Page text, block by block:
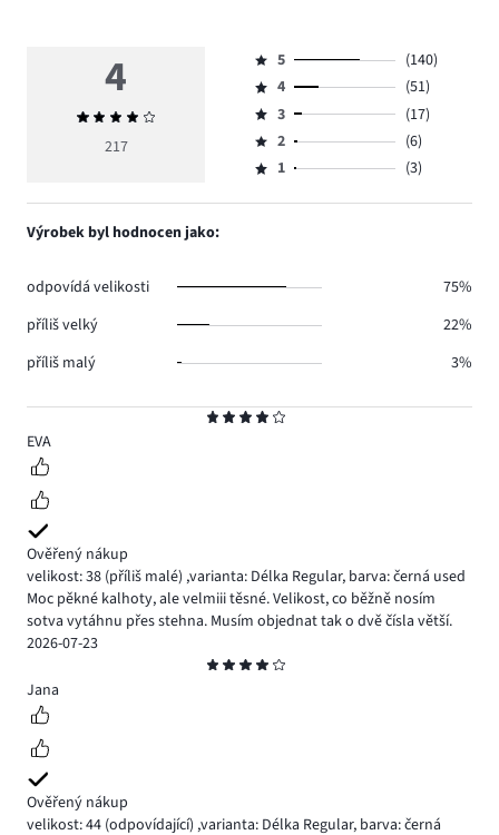
4
EVA
Ověřený nákup
velikost: 38 (příliš malé) ,varianta: Délka Regular, barva: černá used
Moc pěkné kalhoty, ale velmiii těsné. Velikost, co běžně nosím
sotva vytáhnu přes stehna. Musím objednat tak o dvě čísla větší.
2026-07-23
4
Jana
Ověřený nákup
velikost: 44 (odpovídající) ,varianta: Délka Regular, barva: černá
4
Průměrné
hodnocení
217
Hodnocení
5,
počet
hlasů
140.
5
(140)
Hodnocení
4,
počet
hlasů
4
(51)
Hodnocení
3,
počet
3
(17)
Hodnocení
2,
2
(6)
Hodnocení
1,
1 (3)
Výrobek byl hodnocen jako:
odpovídá velikosti
75%
příliš velký
22%
příliš malý
3%